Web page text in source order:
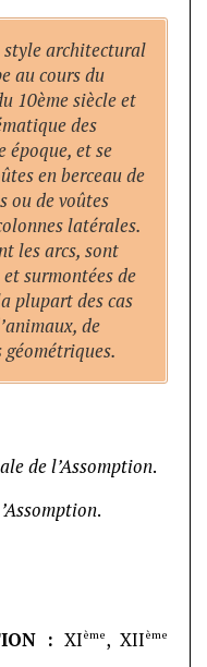
architectural
au cours du
10ème siècle et
des
époque, et se
en berceau de
ou de voûtes
latérales.
les arcs, sont
surmontées de
plupart des cas
de
de l’Assomption.
.
: XIème, XIIème